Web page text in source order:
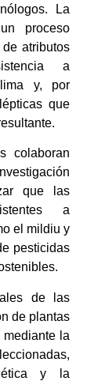
La
proceso
atributos
a
y, por
que
colaboran
que las
a
el mildiu y
pesticidas
de las
de plantas
la
y la